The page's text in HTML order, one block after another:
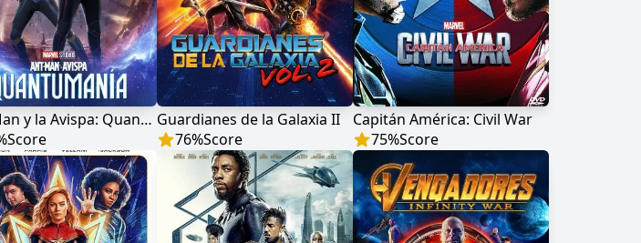
Ant-Man y la Avispa: Quantumanía
Score
Guardianes de la Galaxia II
76%Score
Capitán América: Civil War
75%Score